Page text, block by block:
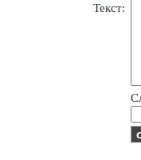
Текст: